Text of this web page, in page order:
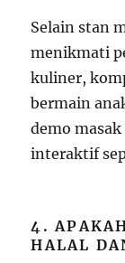
Selain stan
menikmati
kuliner,
bermain
demo
interaktif
4.
HALAL